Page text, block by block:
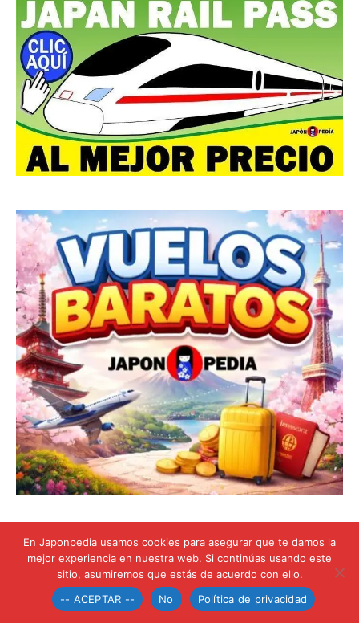
En Japonpedia usamos cookies para asegurar que te damos la
mejor experiencia en nuestra web. Si continúas usando este
sitio, asumiremos que estás de acuerdo con ello.
-- ACEPTAR --
No Política de privacidad